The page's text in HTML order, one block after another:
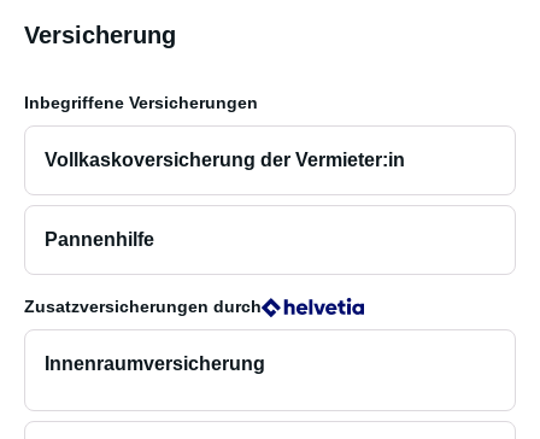
Versicherung
Inbegriffene Versicherungen
Vollkaskoversicherung der Vermieter:in
Pannenhilfe
Zusatzversicherungen durch
Innenraumversicherung